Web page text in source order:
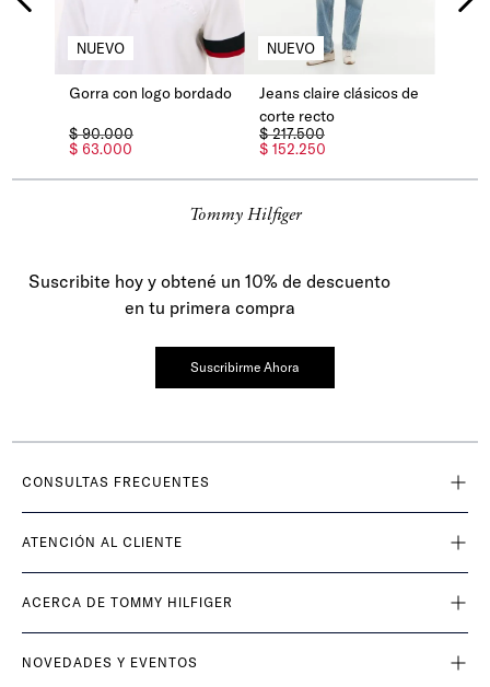
Gorra con logo bordado
$ 63.000
$90.000
Jeans claire clásicos de
corte recto
$ 152.250
$217.500
Tommy Hilfiger
Suscribite hoy y obtené un 10% de descuento
en tu primera compra
Suscribirme Ahora
CONSULTAS FRECUENTES
ATENCIÓN AL CLIENTE
ACERCA DE TOMMY HILFIGER
NOVEDADES Y EVENTOS